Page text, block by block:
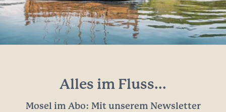
Alles im Fluss...
Mosel im Abo: Mit unserem Newsletter